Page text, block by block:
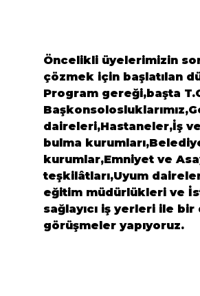
Öncelikli üyelerimizin
çözmek için başlatılan
Program gereği,başta
daireleri,Hastaneler,İş
bulma
kurumlar,Emniyet ve
teşkilâtları,Uyum
eğitim müdürlükleri ve
sağlayıcı iş yerleri ile
görüşmeler yapıyoruz.